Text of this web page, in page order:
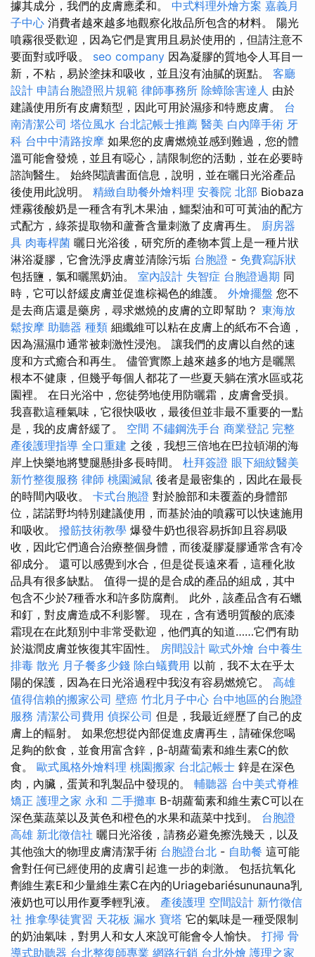
據其成分，我們的皮膚應柔和。 中式料理外燴方案 嘉義月
子中心 消費者越來越多地觀察化妝品所包含的材料。 陽光
噴霧很受歡迎，因為它們是實用且易於使用的，但請注意不
要面對或呼吸。 seo company 因為凝膠的質地令人耳目一
新，不粘，易於塗抹和吸收，並且沒有油膩的斑點。 客廳
設計 申請台胞證照片規範 律師事務所 除蟑除害達人 由於
建議使用所有皮膚類型，因此可用於濕疹和特應皮膚。 台
南清潔公司 塔位風水 台北記帳士推薦 醫美 白內障手術 牙
科 台中中清路按摩 如果您的皮膚燃燒並感到難過，您的體
溫可能會發燒，並且有噁心，請限制您的活動，並在必要時
諮詢醫生。 始終閱讀書面信息，說明，並在曬日光浴產品
後使用此說明。 精緻自助餐外燴料理 安養院 北部 Biobaza
煙霧後酸奶是一種含有乳木果油，鱷梨油和可可黃油的配方
式配方，綠茶提取物和蘆薈含量刺激了皮膚再生。 廚房器
具 肉毒桿菌 曬日光浴後，研究所的產物本質上是一種片狀
淋浴凝膠，它會洗淨皮膚並清除污垢 台胞證 - 免費寫訴狀
包括鹽，氯和曬黑奶油。 室內設計 失智症 台胞證過期 同
時，它可以舒緩皮膚並促進棕褐色的維護。 外燴擺盤 您不
是去商店還是藥房，尋求燃燒的皮膚的立即幫助？ 東海放
鬆按摩 助聽器 種類 細纖維可以粘在皮膚上的紙布不合適，
因為濕濕巾通常被刺激性浸泡。 讓我們的皮膚以自然的速
度和方式癒合和再生。 儘管實際上越來越多的地方是曬黑
根本不健康，但幾乎每個人都花了一些夏天躺在濱水區或花
園裡。 在日光浴中，您徒勞地使用防曬霜，皮膚會受損。
我喜歡這種氣味，它很快吸收，最後但並非最不重要的一點
是，我的皮膚舒緩了。 空間 不鏽鋼洗手台 商業登記 完整
產後護理指導 全口重建 之後，我想三倍地在巴拉頓湖的海
岸上快樂地將雙腿懸掛多長時間。 杜拜簽證 眼下細紋醫美
新竹整復服務 律師 桃園滅鼠 後者是最密集的，因此在最長
的時間內吸收。 卡式台胞證 對於臉部和未覆蓋的身體部
位，諾諾野均特別建議使用，而基於油的噴霧可以快速施用
和吸收。 撥筋技術教學 爆發牛奶也很容易拆卸且容易吸
收，因此它們適合治療整個身體，而後凝膠凝膠通常含有冷
卻成分。 還可以感覺到水合，但是從長遠來看，這種化妝
品具有很多缺點。 值得一提的是合成的產品的組成，其中
包含不少於7種香水和許多防腐劑。 此外，該產品含有石蠟
和釘，對皮膚造成不利影響。 現在，含有透明質酸的底漆
霜現在在此類別中非常受歡迎，他們真的知道……它們有助
於滋潤皮膚並恢復其牢固性。 房間設計 歐式外燴 台中養生
排毒 散光 月子餐多少錢 除白蟻費用 以前，我不太在乎太
陽的保護，因為在日光浴過程中我沒有容易燃燒它。 高雄
值得信賴的搬家公司 壁癌 竹北月子中心 台中地區的台胞證
服務 清潔公司費用 偵探公司 但是，我最近經歷了自己的皮
膚上的輻射。 如果您想從內部促進皮膚再生，請確保您喝
足夠的飲食，並食用富含鋅，β-胡蘿蔔素和維生素C的飲
食。 歐式風格外燴料理 桃園搬家 台北記帳士 鋅是在深色
肉，內臟，蛋黃和乳製品中發現的。 輔聽器 台中美式脊椎
矯正 護理之家 永和 二手攤車 Β-胡蘿蔔素和維生素C可以在
深色葉蔬菜以及黃色和橙色的水果和蔬菜中找到。 台胞證
高雄 新北徵信社 曬日光浴後，請務必避免擦洗幾天，以及
其他強大的物理皮膚清潔手術 台胞證台北 - 自助餐 這可能
會對任何已經使用的皮膚引起進一步的刺激。 包括抗氧化
劑維生素E和少量維生素C在內的Uriagebariésununauna乳
液奶也可以用作夏季輕乳液。 產後護理 空間設計 新竹徵信
社 推拿學徒實習 天花板 漏水 寶塔 它的氣味是一種受限制
的奶油氣味，對男人和女人來說可能會令人愉快。 打掃 骨
導式助聽器 台北整復師專業 網路行銷 台北外燴 護理之家